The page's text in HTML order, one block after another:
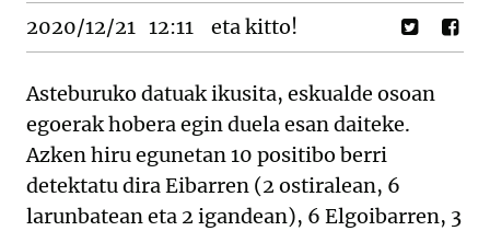
2020/12/21 12:11 eta kitto!
Asteburuko datuak ikusita, eskualde osoan
egoerak hobera egin duela esan daiteke.
Azken hiru egunetan 10 positibo berri
detektatu dira Eibarren (2 ostiralean, 6
larunbatean eta 2 igandean), 6 Elgoibarren, 3